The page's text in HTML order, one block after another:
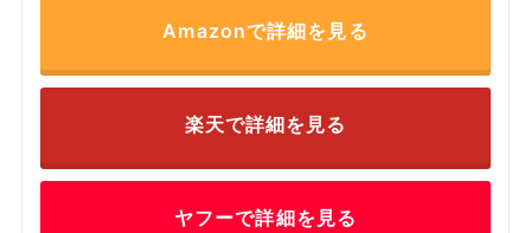
Amazonで詳細を見る
楽天で詳細を見る
ヤフーで詳細を見る